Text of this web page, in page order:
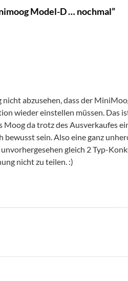
Model-D … nochmal”
abzusehen, dass der
wieder einstellen müssen. Das
Moog da trotz des Ausverkaufes
sein. Also eine ganz
gleich 2 Typ-
nicht zu teilen. :)